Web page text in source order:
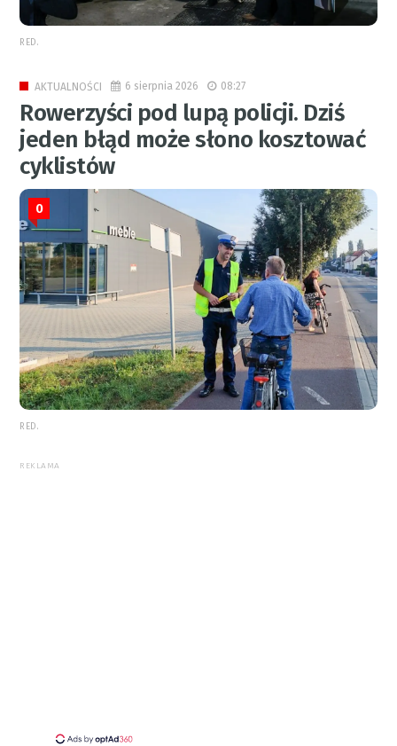
RED.
AKTUALNOŚCI 6 sierpnia 2026 08:27
Rowerzyści pod lupą policji. Dziś
jeden błąd może słono kosztować
cyklistów
0
RED.
REKLAMA